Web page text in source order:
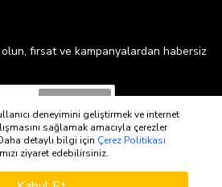
fırsat ve kampanyalardan habersiz
Abone Ol
ve kabul ediyorum.
Copyright © 2026
deneyimini geliştirmek ve internet
sağlamak amacıyla çerezler
detaylı bilgi için Çerez Politikası
ziyaret edebilirsiniz.